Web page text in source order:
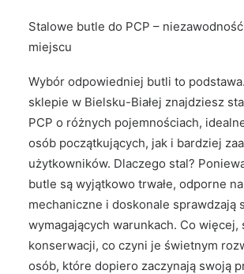
Stalowe butle do PCP –
miejscu
Wybór odpowiedniej butli to
sklepie w Bielsku-Białej znajdziesz
PCP o różnych pojemnościach,
osób początkujących, jak i bardziej
użytkowników. Dlaczego stal?
butle są wyjątkowo trwałe, odporne
mechaniczne i doskonale sprawdzają
wymagających warunkach. Co więcej,
konserwacji, co czyni je świetnym
osób, które dopiero zaczynają swoją